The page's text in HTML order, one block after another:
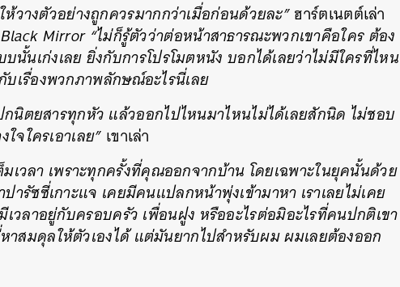
วางตัวอย่างถูกควรมากกว่าเมื่อก่อนด้วยละ”ฮาร์ตเนตต์เล่า
Black Mirror “ไม่ก็รู้ตัวว่าต่อหน้าสาธารณะพวกเขาคือใคร ต้อง
นั้นเก่งเลยยิ่งกับการโปรโมตหนัง บอกได้เลยว่าไม่มีใครที่ไหน
บเรื่องพวกภาพลักษณ์อะไรนี่เลย
นิตยสารทุกหัว แล้วออกไปไหนมาไหนไม่ได้เลยสักนิด ไม่ชอบ
จใครเอาเลย” เขาเล่า
เวลา เพราะทุกครั้งที่คุณออกจากบ้าน โดยเฉพาะในยุคนั้นด้วย
รัซซี่เกาะแจ เคยมีคนแปลกหน้าพุ่งเข้ามาหา เราเลยไม่เคย
วลาอยู่กับครอบครัว เพื่อนฝูง หรืออะไรต่อมิอะไรที่คนปกติเขา
มดุลให้ตัวเองได้ แต่มันยากไปสำหรับผม ผมเลยต้องออก